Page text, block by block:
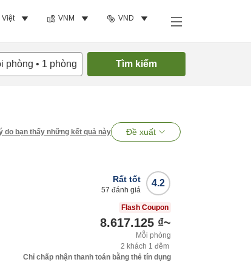
Việt VNM VND
phòng • 1 phòng Tìm kiếm
do bạn thấy những kết quả này Đề xuất
4.2
Rất tốt
57 đánh giá
Flash Coupon
8.617.125 ₫~
Mỗi phòng
2 khách 1 đêm
Chỉ chấp nhận thanh toán bằng thẻ tín dụng